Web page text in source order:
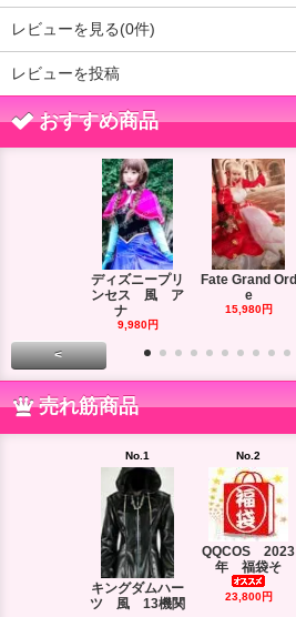
レビューを見る(0件)
レビューを投稿
おすすめ商品
ディズニープリ
ンセス 風 ア
ナ
9,980円
Fate Grand Ord
e
15,980円
<
売れ筋商品
No.1
キングダムハー
ツ 風 13機関
No.2
QQCOS 2023
年 福袋そ
23,800円